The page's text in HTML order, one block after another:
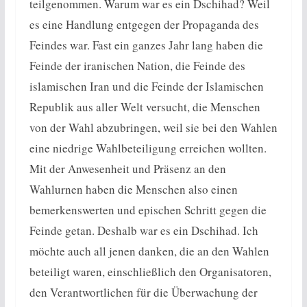
teilgenommen. Warum war es ein Dschihad? Weil
es eine Handlung entgegen der Propaganda des
Feindes war. Fast ein ganzes Jahr lang haben die
Feinde der iranischen Nation, die Feinde des
islamischen Iran und die Feinde der Islamischen
Republik aus aller Welt versucht, die Menschen
von der Wahl abzubringen, weil sie bei den Wahlen
eine niedrige Wahlbeteiligung erreichen wollten.
Mit der Anwesenheit und Präsenz an den
Wahlurnen haben die Menschen also einen
bemerkenswerten und epischen Schritt gegen die
Feinde getan. Deshalb war es ein Dschihad. Ich
möchte auch all jenen danken, die an den Wahlen
beteiligt waren, einschließlich den Organisatoren,
den Verantwortlichen für die Überwachung der